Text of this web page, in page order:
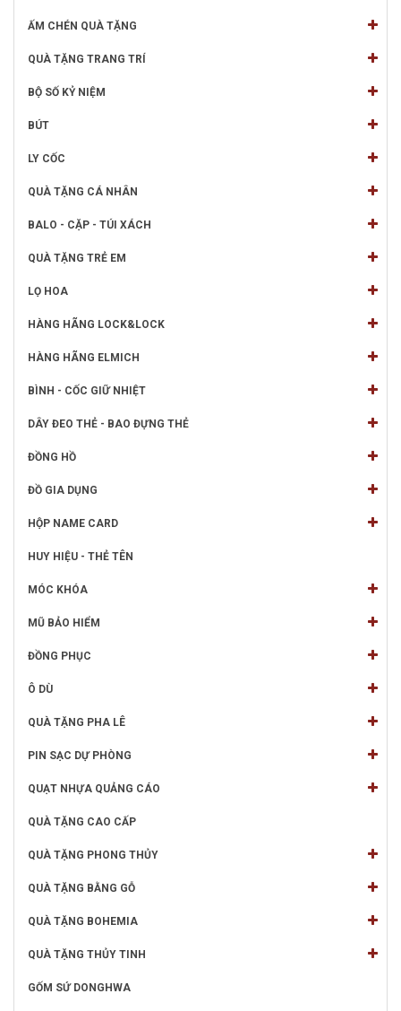
ẤM CHÉN QUÀ TẶNG
QUÀ TẶNG TRANG TRÍ
BỘ SỐ KỶ NIỆM
BÚT
LY CỐC
QUÀ TẶNG CÁ NHÂN
BALO - CẶP - TÚI XÁCH
QUÀ TẶNG TRẺ EM
LỌ HOA
HÀNG HÃNG LOCK&LOCK
HÀNG HÃNG ELMICH
BÌNH - CỐC GIỮ NHIỆT
DÂY ĐEO THẺ - BAO ĐỰNG THẺ
ĐỒNG HỒ
ĐỒ GIA DỤNG
HỘP NAME CARD
HUY HIỆU - THẺ TÊN
MÓC KHÓA
MŨ BẢO HIỂM
ĐỒNG PHỤC
Ô DÙ
QUÀ TẶNG PHA LÊ
PIN SẠC DỰ PHÒNG
QUẠT NHỰA QUẢNG CÁO
QUÀ TẶNG CAO CẤP
QUÀ TẶNG PHONG THỦY
QUÀ TẶNG BẰNG GỖ
QUÀ TẶNG BOHEMIA
QUÀ TẶNG THỦY TINH
GỐM SỨ DONGHWA